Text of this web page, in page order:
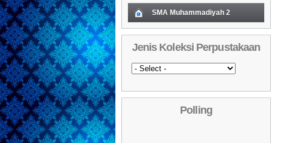
SMA Muhammadiyah 2
02 Daftar Koleksi Baru (Tgl.Input)
03 Daftar Koleksi (Pengarang)
04 Daftar Koleksi (Judul)
Daftar Koleksi (Subyek)
Jenis Koleksi Perpustakaan
Polling